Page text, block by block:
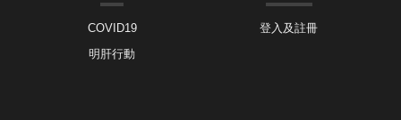
COVID19
明肝行動
登入及註冊